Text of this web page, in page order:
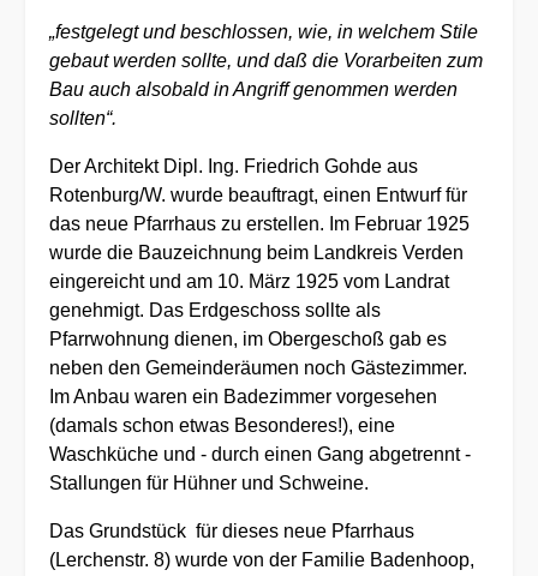
„festgelegt und beschlossen, wie, in welchem Stile
gebaut werden sollte, und daß die Vorarbeiten zum
Bau auch alsobald in Angriff genommen werden
sollten“.
Der Architekt Dipl. Ing. Friedrich Gohde aus
Rotenburg/W. wurde beauftragt, einen Entwurf für
das neue Pfarrhaus zu erstellen. Im Februar 1925
wurde die Bauzeichnung beim Landkreis Verden
eingereicht und am 10. März 1925 vom Landrat
genehmigt. Das Erdgeschoss sollte als
Pfarrwohnung dienen, im Obergeschoß gab es
neben den Gemeinderäumen noch Gästezimmer.
Im Anbau waren ein Badezimmer vorgesehen
(damals schon etwas Besonderes!), eine
Waschküche und - durch einen Gang abgetrennt -
Stallungen für Hühner und Schweine.
Das Grundstück für dieses neue Pfarrhaus
(Lerchenstr. 8) wurde von der Familie Badenhoop,